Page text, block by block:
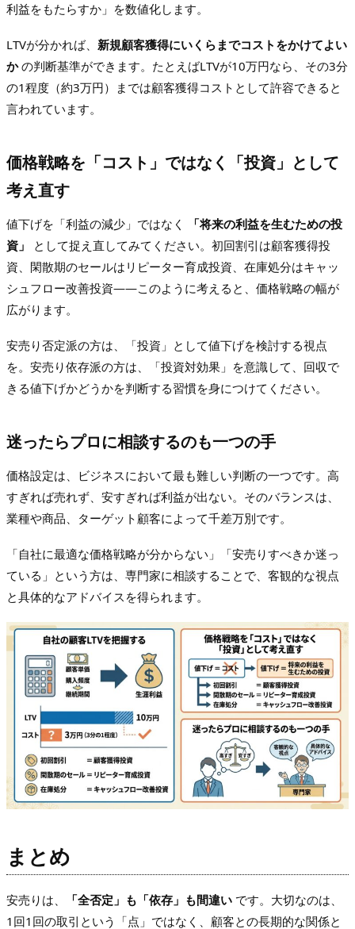
利益をもたらすか」を数値化します。
LTVが分かれば、 新規顧客獲得にいくらまでコストをかけてよい
かの判断基準ができます。たとえばLTVが10万円なら、その3分
の1程度（約3万円）までは顧客獲得コストとして許容できると
言われています。
価格戦略を「コスト」ではなく「投資」として
考え直す
値下げを「利益の減少」ではなく
「将来の利益を生むための投
資」
として捉え直してみてください。初回割引は顧客獲得投
資、閑散期のセールはリピーター育成投資、在庫処分はキャッ
シュフロー改善投資——このように考えると、価格戦略の幅が
広がります。
安売り否定派の方は、「投資」として値下げを検討する視点
を。安売り依存派の方は、「投資対効果」を意識して、回収で
きる値下げかどうかを判断する習慣を身につけてください。
迷ったらプロに相談するのも一つの手
価格設定は、ビジネスにおいて最も難しい判断の一つです。高
すぎれば売れず、安すぎれば利益が出ない。そのバランスは、
業種や商品、ターゲット顧客によって千差万別です。
「自社に最適な価格戦略が分からない」「安売りすべきか迷っ
ている」という方は、専門家に相談することで、客観的な視点
と具体的なアドバイスを得られます。
まとめ
安売りは、 「全否定」も「依存」も間違い です。大切なのは、
1回1回の取引という「点」ではなく、顧客との長期的な関係と